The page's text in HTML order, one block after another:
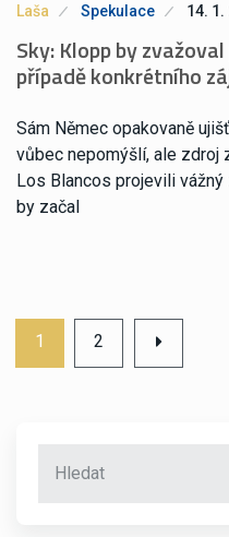
Laša Spekulace 14. 1.
Sky: Klopp by
případě konkrétního
Sám Němec opakovaně
vůbec nepomýšlí, ale zdroj
Los Blancos projevili
by začal
1 2